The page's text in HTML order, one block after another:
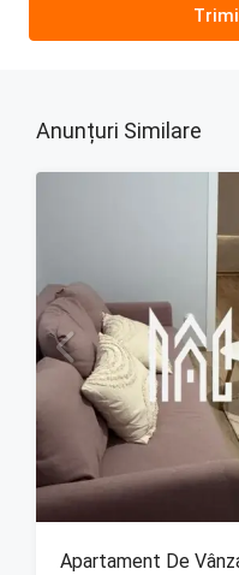
Anunțuri Similare
Apartament De